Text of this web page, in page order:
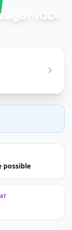
(CDI
possible